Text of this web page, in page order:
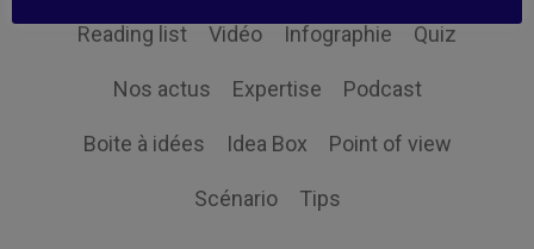
Reading list Vidéo Infographie Quiz
Nos actus Expertise Podcast
Boite à idées Idea Box Point of view
Scénario Tips